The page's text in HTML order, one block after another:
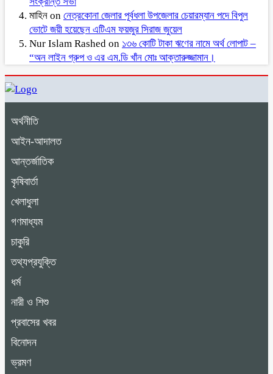
মাহিন on নেত্রকোনা জেলার পূর্বধলা উপজেলার চেয়ারম্যান পদে বিপুল
ভোটে জয়ী হয়েছেন এটিএম ফয়জুর সিরাজ জুয়েল
Nur Islam Rashed on ১৩৬ কোটি টাকা ঋণের নামে অর্থ লোপাট –
“অন লাইন গ্রুপ ও এর এম.ডি খাঁন মোঃ আক্তারুজ্জামান।
অর্থনীতি
আইন-আদালত
আন্তর্জাতিক
কৃষিবার্তা
খেলাধুলা
গণমাধ্যম
চাকুরি
তথ্যপ্রযুক্তি
ধর্ম
নারী ও শিশু
প্রবাসের খবর
বিনোদন
ভ্রমণ